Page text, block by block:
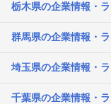
栃木県の企業情報・
群馬県の企業情報・
埼玉県の企業情報・
千葉県の企業情報・